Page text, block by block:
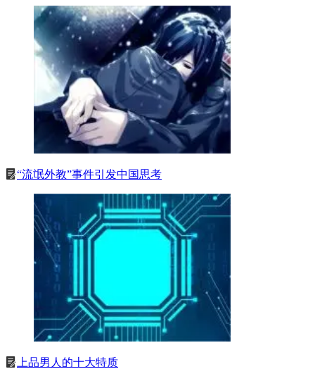
“流氓外教”事件引发中国思考
上品男人的十大特质